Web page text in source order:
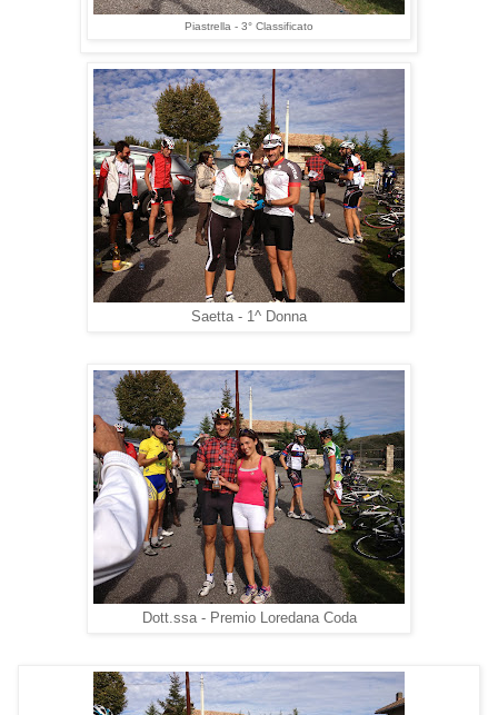
Piastrella - 3° Classificato
Saetta - 1^ Donna
Dott.ssa - Premio Loredana Coda